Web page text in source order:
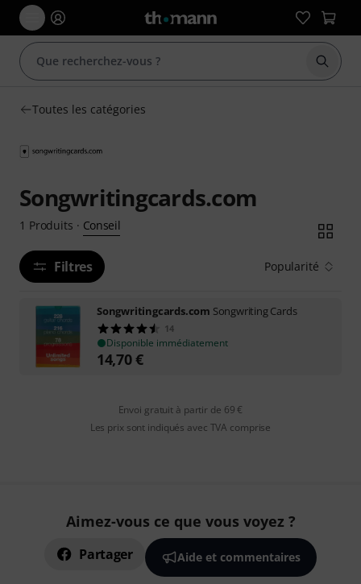
Toutes les catégories
Songwritingcards.com
1 Produits · Conseil
Filtres Popularité
Songwritingcards.com Songwriting Cards
14
Disponible immédiatement
14,70€
Envoi gratuit à partir de 69 €
Les prix sont indiqués avec TVA comprise
Aimez-vous ce que vous voyez ?
Partager Aide et commentaires